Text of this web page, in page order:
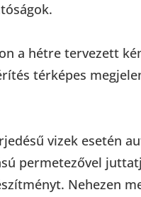
a hétre tervezett
térképes
vizek esetén
permetezővel
Nehezen